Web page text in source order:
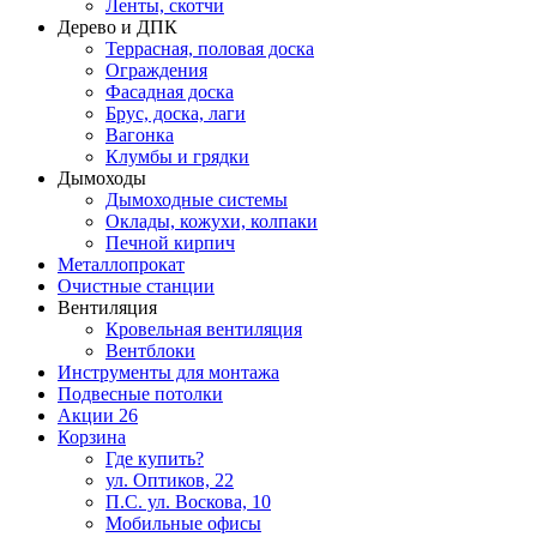
Ленты, скотчи
Дерево и ДПК
Террасная, половая доска
Ограждения
Фасадная доска
Брус, доска, лаги
Вагонка
Клумбы и грядки
Дымоходы
Дымоходные системы
Оклады, кожухи, колпаки
Печной кирпич
Металлопрокат
Очистные станции
Вентиляция
Кровельная вентиляция
Вентблоки
Инструменты для монтажа
Подвесные потолки
Акции 26
Корзина
Где купить?
ул. Оптиков, 22
П.С. ул. Воскова, 10
Мобильные офисы